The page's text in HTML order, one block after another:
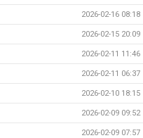
2026-02-16 08:18
2026-02-15 20:09
2026-02-11 11:46
2026-02-11 06:37
2026-02-10 18:15
2026-02-09 09:52
2026-02-09 07:57